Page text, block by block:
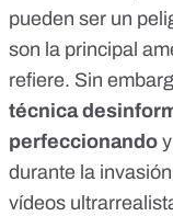
pueden ser un
son la principal
refiere. Sin
técnica
perfeccionando
durante la
vídeos